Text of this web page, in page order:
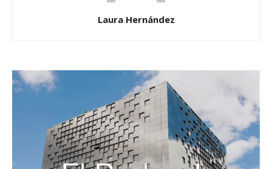
Laura Hernández